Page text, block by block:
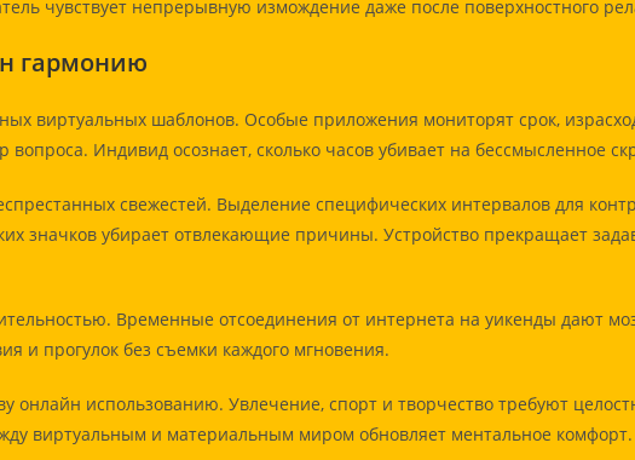
чувствует непрерывную измождение даже после поверхностного
гармонию
виртуальных шаблонов. Особые приложения мониторят срок,
вопроса. Индивид осознает, сколько часов убивает на бессмысленное
свежестей. Выделение специфических интервалов для
значков убирает отвлекающие причины. Устройство прекращает
Временные отсоединения от интернета на уикенды дают
и прогулок без съемки каждого мгновения.
использованию. Увлечение, спорт и творчество требуют
виртуальным и материальным миром обновляет ментальное комфорт.